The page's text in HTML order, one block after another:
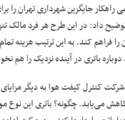
راهکار جایگزین شهرداری تهران
داد: در این طرح هر فرد مالک
را فراهم کند. به این ترتیب هزینه
باتری در آینده نزدیک را هم
کنترل کیفت هوا به دیگر
می‌یابد. چگونه؟ باتری این نوع